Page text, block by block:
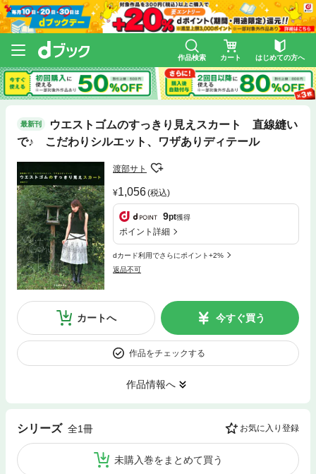
作品検索 カート はじめての方へ
最新刊
ウエストゴムのすっきり見えスカート 直線縫い
で♪ こだわりシルエット、ワザありディテール
渡部サト
1,056(税込)
9pt獲得
ポイント詳細
dカード利用でさらにポイント+2%
返品不可
カートへ 今すぐ買う
作品をチェックする
作品情報へ
シリーズ 全1冊 お気に入り登録
未購入巻をまとめて買う